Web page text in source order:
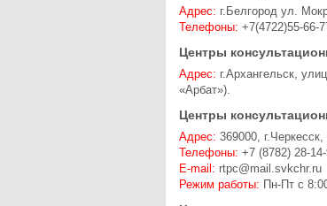
Адрес: г.Белгород ул.
Телефоны: +7(4722)55-66-
Центры
Адрес: г.Архангельск,
«Арбат»).
Центры
Адрес: 369000,
Телефоны: +7 (8782) 28-
E-mail: rtpc@mail.svkchr.ru
Режим работы: Пн-Пт с